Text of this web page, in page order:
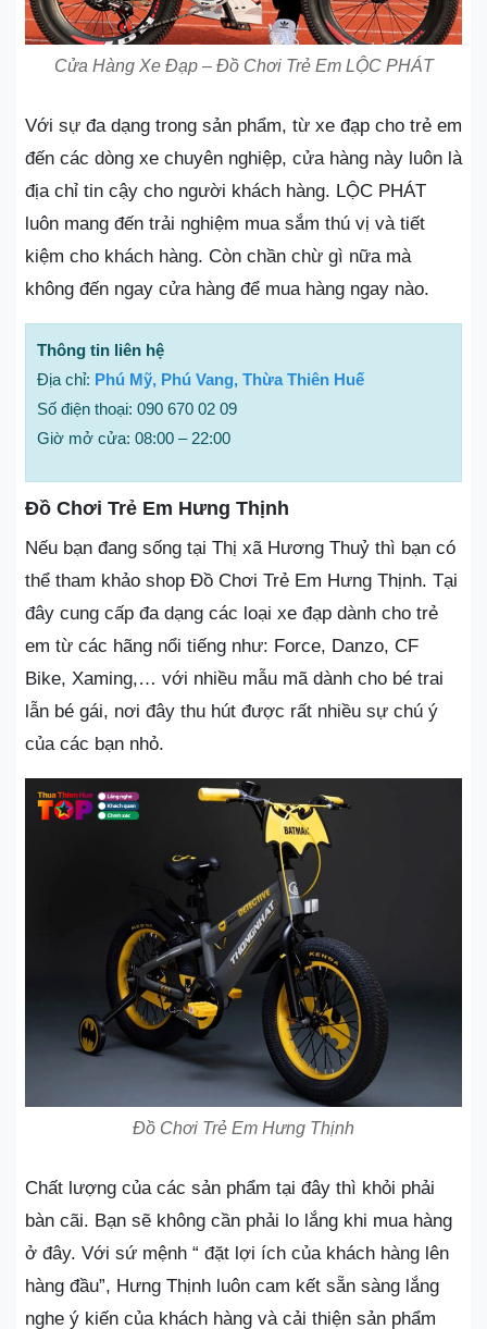
Cửa Hàng Xe Đạp – Đồ Chơi Trẻ Em LỘC PHÁT
Với sự đa dạng trong sản phẩm, từ xe đạp cho trẻ em
đến các dòng xe chuyên nghiệp, cửa hàng này luôn là
địa chỉ tin cậy cho người khách hàng. LỘC PHÁT
luôn mang đến trải nghiệm mua sắm thú vị và tiết
kiệm cho khách hàng. Còn chần chừ gì nữa mà
không đến ngay cửa hàng để mua hàng ngay nào.
Thông tin liên hệ
Địa chỉ: Phú Mỹ, Phú Vang, Thừa Thiên Huế
Số điện thoại: 090 670 02 09
Giờ mở cửa: 08:00 – 22:00
Đồ Chơi Trẻ Em Hưng Thịnh
Nếu bạn đang sống tại Thị xã Hương Thuỷ thì bạn có
thể tham khảo shop Đồ Chơi Trẻ Em Hưng Thịnh. Tại
đây cung cấp đa dạng các loại xe đạp dành cho trẻ
em từ các hãng nổi tiếng như: Force, Danzo, CF
Bike, Xaming,… với nhiều mẫu mã dành cho bé trai
lẫn bé gái, nơi đây thu hút được rất nhiều sự chú ý
của các bạn nhỏ.
Đồ Chơi Trẻ Em Hưng Thịnh
Chất lượng của các sản phẩm tại đây thì khỏi phải
bàn cãi. Bạn sẽ không cần phải lo lắng khi mua hàng
ở đây. Với sứ mệnh “ đặt lợi ích của khách hàng lên
hàng đầu”, Hưng Thịnh luôn cam kết sẵn sàng lắng
nghe ý kiến của khách hàng và cải thiện sản phẩm